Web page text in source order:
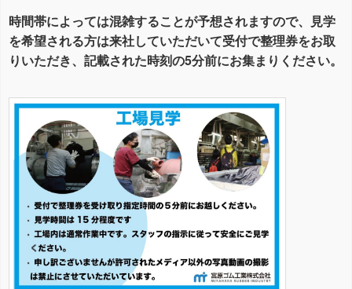
時間帯によっては混雑することが予想されますので、見学
を希望される方は来社していただいて受付で整理券をお取
りいただき、記載された時刻の5分前にお集まりください。